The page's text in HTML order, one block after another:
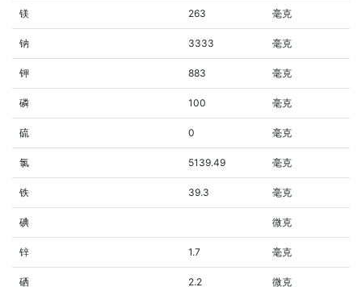
镁 263 毫克
钠 3333 毫克
钾 883 毫克
磷 100 毫克
硫 0 毫克
氯 5139.49 毫克
铁 39.3 毫克
碘 微克
锌 1.7 毫克
硒 2.2 微克